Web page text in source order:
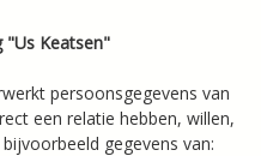
"Us Keatsen"
persoonsgegevens van
een relatie hebben, willen,
gegevens van: